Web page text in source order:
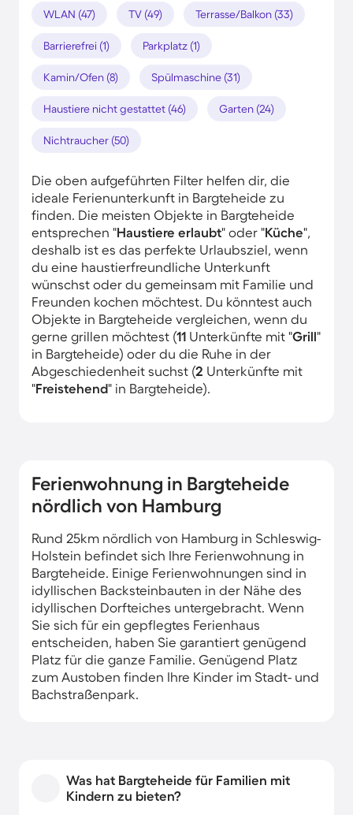
WLAN (47) TV (49) Terrasse/Balkon (33)
Barrierefrei (1) Parkplatz (1)
Kamin/Ofen (8) Spülmaschine (31)
Haustiere nicht gestattet (46) Garten (24)
Nichtraucher (50)
Die oben aufgeführten Filter helfen dir, die
ideale Ferienunterkunft in Bargteheide zu
finden. Die meisten Objekte in Bargteheide
entsprechen "Haustiere erlaubt" oder "Küche",
deshalb ist es das perfekte Urlaubsziel, wenn
du eine haustierfreundliche Unterkunft
wünschst oder du gemeinsam mit Familie und
Freunden kochen möchtest. Du könntest auch
Objekte in Bargteheide vergleichen, wenn du
gerne grillen möchtest (11 Unterkünfte mit "Grill"
in Bargteheide) oder du die Ruhe in der
Abgeschiedenheit suchst (2 Unterkünfte mit
"Freistehend" in Bargteheide).
Ferienwohnung in Bargteheide
nördlich von Hamburg
Rund 25km nördlich von Hamburg in Schleswig-
Holstein befindet sich Ihre Ferienwohnung in
Bargteheide. Einige Ferienwohnungen sind in
idyllischen Backsteinbauten in der Nähe des
idyllischen Dorfteiches untergebracht. Wenn
Sie sich für ein gepflegtes Ferienhaus
entscheiden, haben Sie garantiert genügend
Platz für die ganze Familie. Genügend Platz
zum Austoben finden Ihre Kinder im Stadt- und
Bachstraßenpark.
Was hat Bargteheide für Familien mit
Kindern zu bieten?